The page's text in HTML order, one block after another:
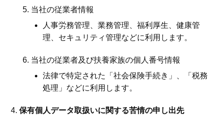
当社の従業者情報
人事労務管理、業務管理、福利厚生、健康管
理、セキュリティ管理などに利用します。
当社の従業者及び扶養家族の個人番号情報
法律で特定された「社会保険手続き」、「税務
処理」などに利用します。
保有個人データ取扱いに関する苦情の申し出先